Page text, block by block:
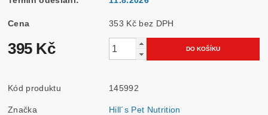
Cena 353 Kč bez DPH
395 Kč
Kód produktu 145992
Značka Hill´s Pet Nutrition